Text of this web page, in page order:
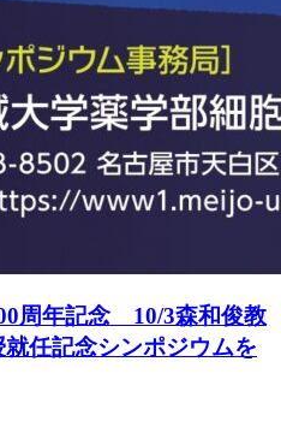
周年記念 10/3森和俊教
任記念シンポジウムを